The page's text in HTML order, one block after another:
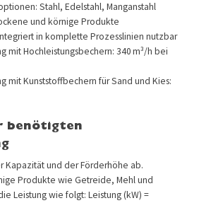
Stahl, Edelstahl, Manganstahl
und körnige Produkte
in komplette Prozesslinien nutzbar
mit Hochleistungsbechern: 340 m³/h bei
mit Kunststoffbechern für Sand und Kies:
benötigten
Kapazität und der Förderhöhe ab.
Produkte wie Getreide, Mehl und
Leistung wie folgt: Leistung (kW) =